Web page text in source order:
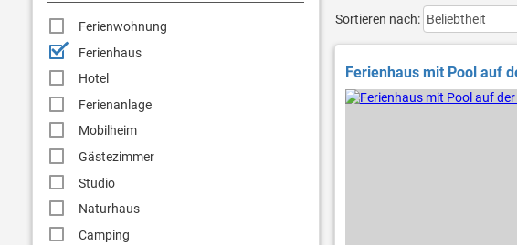
Ferienwohnung
Ferienhaus
Hotel
Ferienanlage
Mobilheim
Gästezimmer
Studio
Naturhaus
Camping
Sortieren nach:
Ferienhaus mit Pool auf